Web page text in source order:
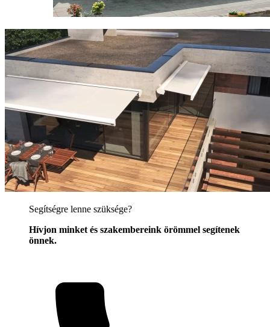
Segítségre lenne szüksége?
Hívjon minket és szakembereink örömmel segítenek
önnek.